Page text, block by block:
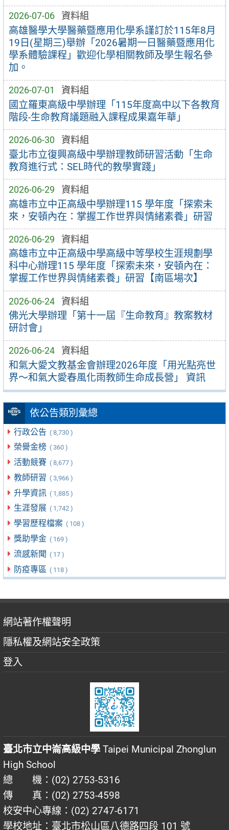
2026-07-06 資料組
高雄醫學大學醫藥暨應用化學系謹訂於115年8月
19日(星期三)舉辦「2026暑期一日醫藥暨應用化
學系體驗課程」歡迎化學相關教師及學生報名參
加。
2026-07-01 資料組
國立羅東高級中學辦理「115年度高中以下各教育
階段-生命教育議題融入課程成果嘉年華」
2026-06-30 資料組
臺北市立復興高級中學辦理教師研習活動「生命
教育進行式：SEL時代的教學實踐」
2026-06-29 資料組
高雄市立中正高級中學辦理115 學年度「探索未
來，安頓內在：掌握工作世界與情緒素養」研習
2026-06-29 資料組
高雄市立中正高級中學高級中等學校生涯規劃學
科中心辦理115 學年度「探索未來，安頓內在：
掌握工作世界與情緒素養」研習【南區場次】
2026-06-24 資料組
佛光大學辦理「第十一屆『生命教育』教案教材
研討會」
2026-06-24 資料組
和氣大愛文教基金會辦理2026年度「用光點亮世
界～和氣大愛春風化雨教師生命成長營」 資訊
依公告類別彙總
行政公告 ( 8,730 )
榮譽金榜 ( 360 )
活動競賽 ( 8,677 )
教師研習 ( 3,966 )
升學資訊 ( 1,885 )
生涯發展 ( 1,742 )
學習歷程檔案 ( 108 )
獎助學金 ( 169 )
流感新聞 ( 17 )
防疫專區 ( 118 )
網站著作權聲明
隱私權及網站安全政策
登入
臺北市立中崙高級中學 Taipei Municipal Zhonglun
High School
總 機：(02) 2753-5316
傳 真：(02) 2753-4598
校安中心專線：(02) 2747-6171
學校地址：臺北市松山區八德路四段 101 號